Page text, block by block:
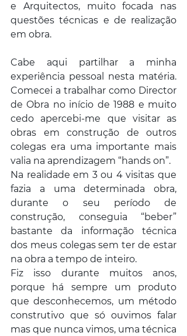
e Arquitectos, muito focada nas
questões técnicas e de realização
em obra.
Cabe aqui partilhar a minha
experiência pessoal nesta matéria.
Comecei a trabalhar como Director
de Obra no início de 1988 e muito
cedo apercebi-me que visitar as
obras em construção de outros
colegas era uma importante mais
valia na aprendizagem “hands on”.
Na realidade em 3 ou 4 visitas que
fazia a uma determinada obra,
durante o seu período de
construção, conseguia “beber”
bastante da informação técnica
dos meus colegas sem ter de estar
na obra a tempo de inteiro.
Fiz isso durante muitos anos,
porque há sempre um produto
que desconhecemos, um método
construtivo que só ouvimos falar
mas que nunca vimos, uma técnica